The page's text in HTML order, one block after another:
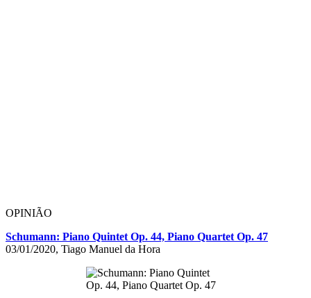
OPINIÃO
Schumann: Piano Quintet Op. 44, Piano Quartet Op. 47
03/01/2020, Tiago Manuel da Hora